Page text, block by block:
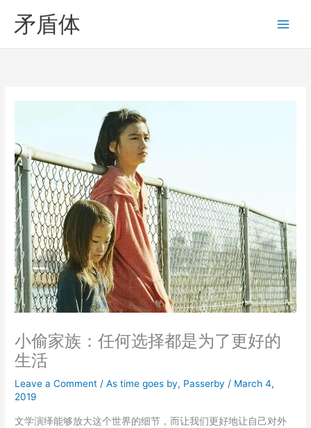
content
矛盾体
小偷家族：任何选择都是为了更好的
生活
Leave a Comment /As time goes by, Passerby / March 4,
2019
文学演绎能够放大这个世界的细节，而让我们更好地让自己对外